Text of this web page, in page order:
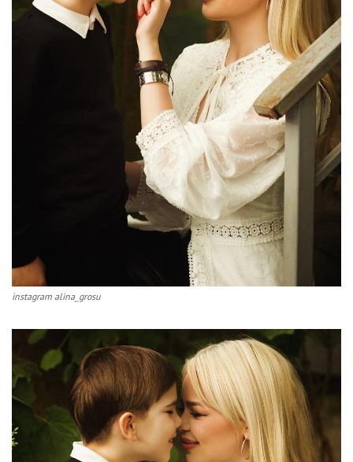
instagram alina_grosu